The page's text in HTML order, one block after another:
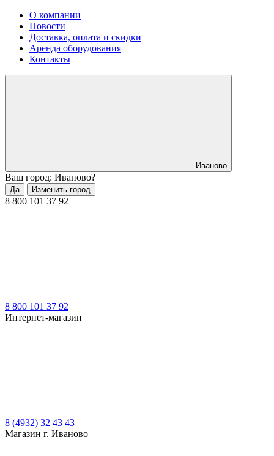
О компании
Новости
Доставка, оплата и скидки
Аренда оборудования
Контакты
Иваново
Ваш город: Иваново?
Да Изменить город
8 800 101 37 92
8 800 101 37 92
Интернет-магазин
8 (4932) 32 43 43
Магазин г. Иваново